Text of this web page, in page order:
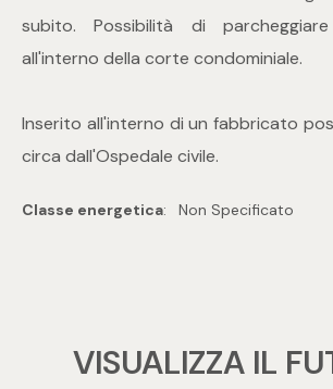
subito. Possibilità di
all'interno della corte condominiale.
Inserito all'interno di un fabbricato
circa dall'Ospedale civile.
Classe energetica: Non Specificato
VISUALIZZA IL
Prezzo